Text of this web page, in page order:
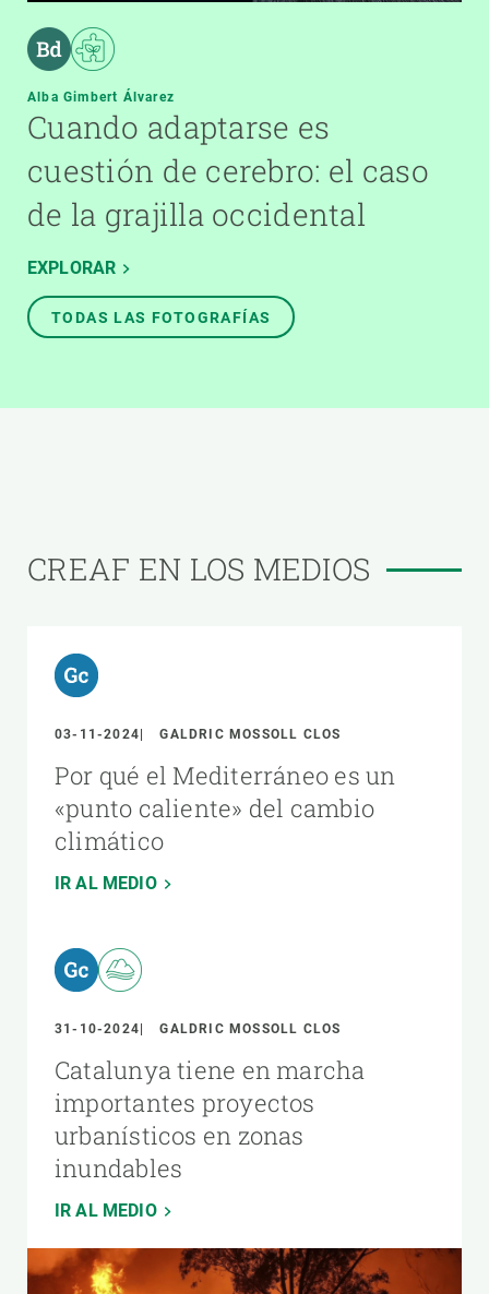
Alba Gimbert Álvarez
Cuando adaptarse es
cuestión de cerebro: el caso
de la grajilla occidental
EXPLORAR
TODAS LAS FOTOGRAFÍAS
CREAF EN LOS MEDIOS
03-11-2024 GALDRIC MOSSOLL CLOS
Por qué el Mediterráneo es un
«punto caliente» del cambio
climático
IR AL MEDIO
31-10-2024 GALDRIC MOSSOLL CLOS
Catalunya tiene en marcha
importantes proyectos
urbanísticos en zonas
inundables
IR AL MEDIO